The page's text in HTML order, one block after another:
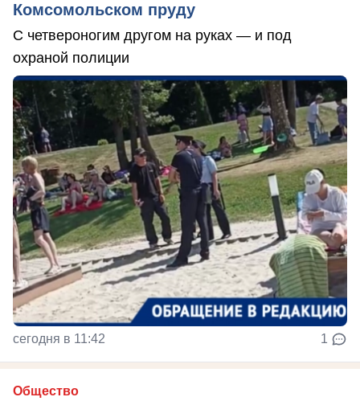
Комсомольском пруду
С четвероногим другом на руках — и под
охраной полиции
сегодня в 11:42 1
Общество